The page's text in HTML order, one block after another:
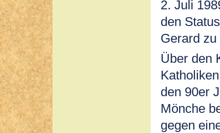
2. Juli
den
Gerard
Über den
den 90er
Mönche
gegen